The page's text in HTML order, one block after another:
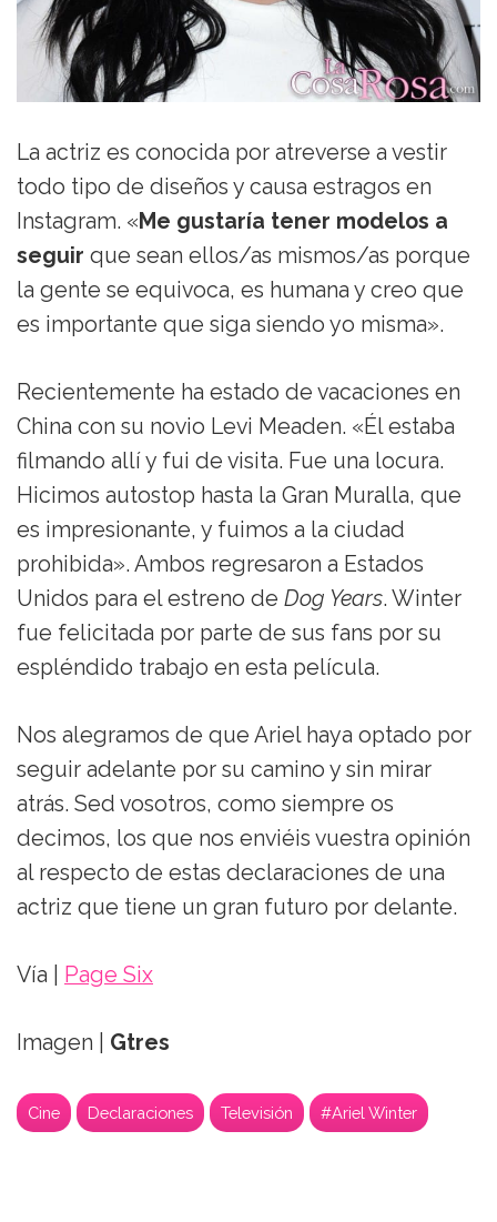
La actriz es conocida por atreverse a vestir
todo tipo de diseños y causa estragos en
Instagram. «Me gustaría tener modelos a
seguir que sean ellos/as mismos/as porque
la gente se equivoca, es humana y creo que
es importante que siga siendo yo misma».
Recientemente ha estado de vacaciones en
China con su novio Levi Meaden. «Él estaba
filmando allí y fui de visita. Fue una locura.
Hicimos autostop hasta la Gran Muralla, que
es impresionante, y fuimos a la ciudad
prohibida». Ambos regresaron a Estados
Unidos para el estreno de Dog Years. Winter
fue felicitada por parte de sus fans por su
espléndido trabajo en esta película.
Nos alegramos de que Ariel haya optado por
seguir adelante por su camino y sin mirar
atrás. Sed vosotros, como siempre os
decimos, los que nos enviéis vuestra opinión
al respecto de estas declaraciones de una
actriz que tiene un gran futuro por delante.
Vía | Page Six
Imagen | Gtres
Cine Declaraciones Televisión #Ariel Winter